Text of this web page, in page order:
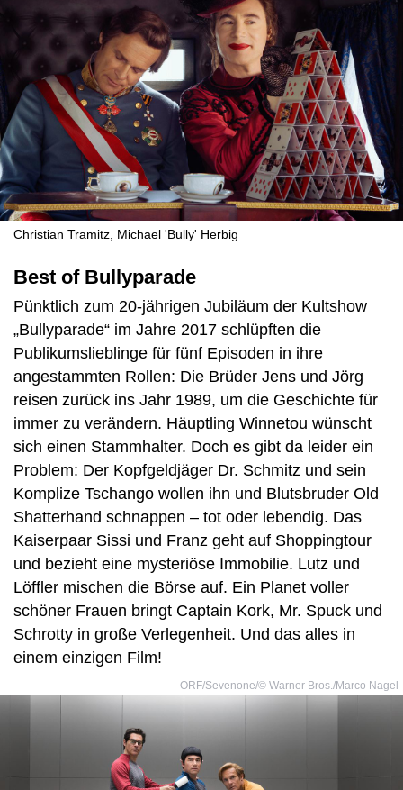
Christian Tramitz, Michael 'Bully' Herbig
Best of Bullyparade
Pünktlich zum 20-jährigen Jubiläum der Kultshow
„Bullyparade“ im Jahre 2017 schlüpften die
Publikumslieblinge für fünf Episoden in ihre
angestammten Rollen: Die Brüder Jens und Jörg
reisen zurück ins Jahr 1989, um die Geschichte für
immer zu verändern. Häuptling Winnetou wünscht
sich einen Stammhalter. Doch es gibt da leider ein
Problem: Der Kopfgeldjäger Dr. Schmitz und sein
Komplize Tschango wollen ihn und Blutsbruder Old
Shatterhand schnappen – tot oder lebendig. Das
Kaiserpaar Sissi und Franz geht auf Shoppingtour
und bezieht eine mysteriöse Immobilie. Lutz und
Löffler mischen die Börse auf. Ein Planet voller
schöner Frauen bringt Captain Kork, Mr. Spuck und
Schrotty in große Verlegenheit. Und das alles in
einem einzigen Film!
ORF/Sevenone/© Warner Bros./Marco Nagel